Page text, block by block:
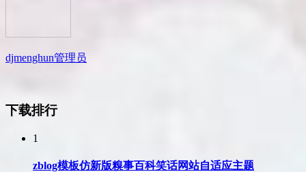
djmenghun管理员
下载排行
1
zblog模板仿新版糗事百科笑话网站自适应主题